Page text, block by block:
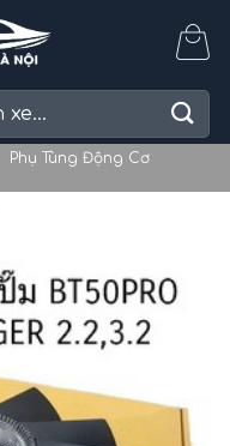
Phụ Tùng Động Cơ